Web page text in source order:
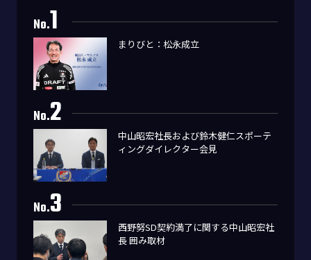
No.1
まりびと：松永成立
No.2
中山昭宏社長および鈴木健仁スポーテ
ィングダイレクター会見
No.3
西野努SD契約満了に関する中山昭宏社
長 囲み取材